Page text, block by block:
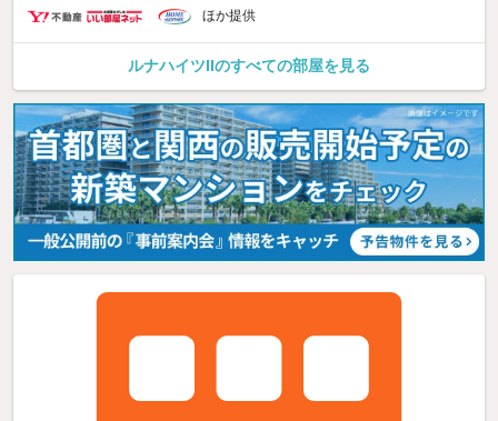
ほか提供
ルナハイツIIのすべての部屋を見る